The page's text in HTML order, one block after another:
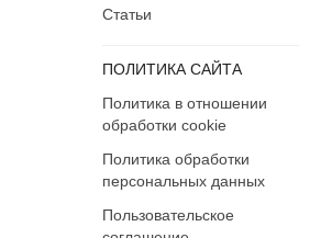
Статьи
ПОЛИТИКА САЙТА
Политика в отношении
обработки cookie
Политика обработки
персональных данных
Пользовательское